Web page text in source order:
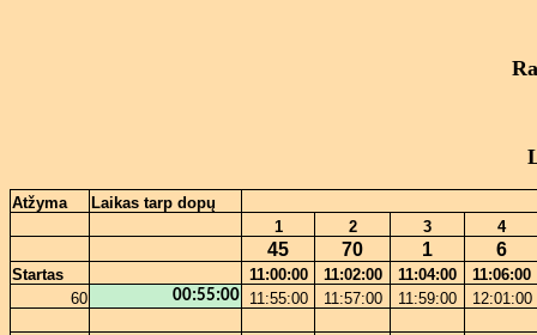
Atžyma
Laikas tarp dopų
1
2 3 4
45 70 1 6
Startas 11:00:00 11:02:00 11:04:00
11:06:00
60
00:55:00 11:55:00 11:57:00 11:59:00 12:01:00